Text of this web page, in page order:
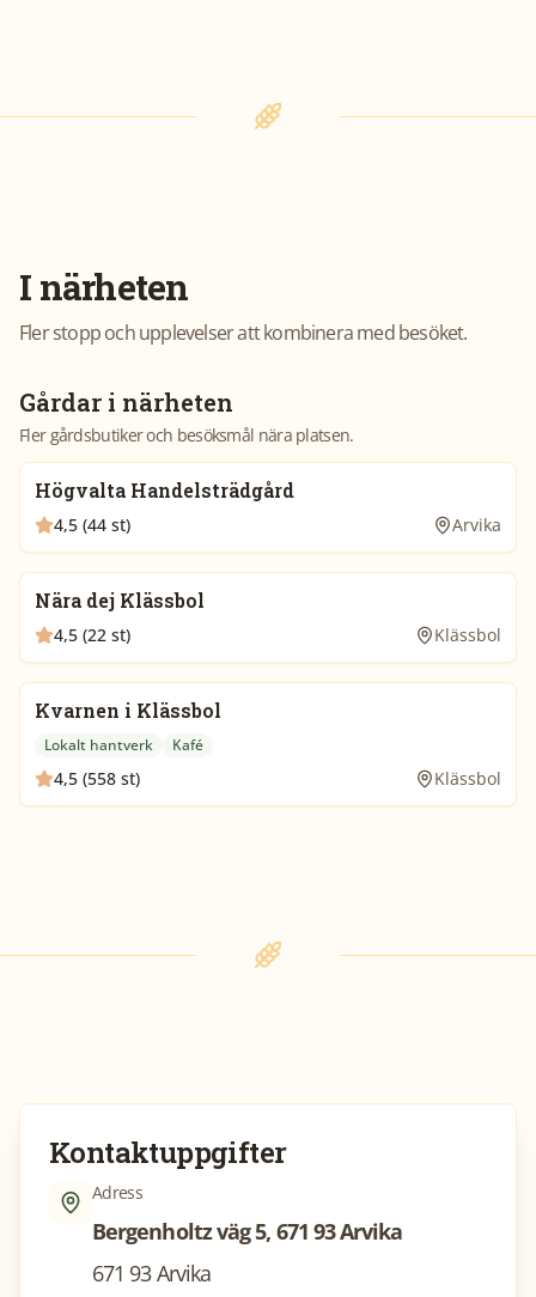
I närheten
Fler stopp och upplevelser att kombinera med besöket.
Gårdar i närheten
Fler gårdsbutiker och besöksmål nära platsen.
Högvalta Handelsträdgård
4,5 (44 st) Arvika
Nära dej Klässbol
4,5 (22 st) Klässbol
Kvarnen i Klässbol
Lokalt hantverk Kafé
4,5 (558 st) Klässbol
Kontaktuppgifter
Adress
Bergenholtz väg 5, 671 93 Arvika
671 93 Arvika